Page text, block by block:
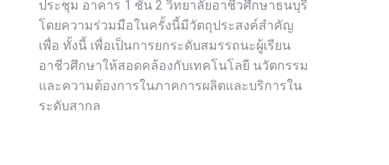
ประชุม อาคาร 1 ชั้น 2 วิทยาลัยอาชีวศึกษาธนบุรี
โดยความร่วมมือในครั้งนี้มีวัตถุประสงค์สำคัญ
เพื่อ ทั้งนี้ เพื่อเป็นการยกระดับสมรรถนะผู้เรียน
อาชีวศึกษาให้สอดคล้องกับเทคโนโลยี นวัตกรรม
และความต้องการในภาคการผลิตและบริการใน
ระดับสากล